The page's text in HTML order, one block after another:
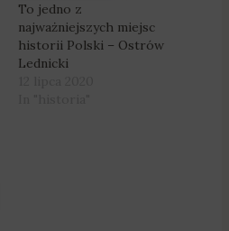
To jedno z
najważniejszych miejsc
historii Polski – Ostrów
Lednicki